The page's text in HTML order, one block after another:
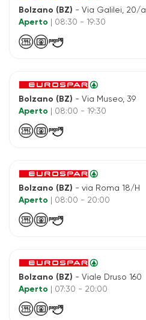
Bolzano (BZ) - Via Galilei, 20/a
Aperto
| 08:30 - 19:30
Bolzano (BZ) - Via Museo, 39
Aperto
| 08:00 - 19:30
Bolzano (BZ) - via Roma 18/H
Aperto
| 08:00 - 20:00
Bolzano (BZ) - Viale Druso 160
Aperto
| 07:30 - 20:00